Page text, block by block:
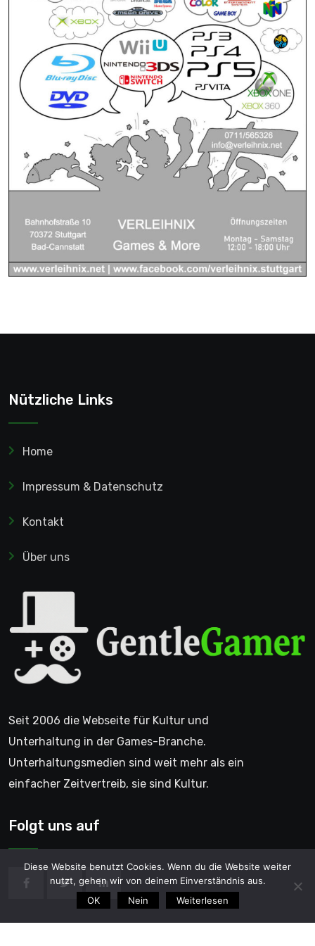
Nützliche Links
Home
Impressum & Datenschutz
Kontakt
Über uns
Seit 2006 die Webseite für Kultur und
Unterhaltung in der Games-Branche.
Unterhaltungsmedien sind weit mehr als ein
einfacher Zeitvertreib, sie sind Kultur.
Folgt uns auf
Diese Website benutzt Cookies. Wenn du die Website weiter
nutzt, gehen wir von deinem Einverständnis aus.
OK
Nein Weiterlesen